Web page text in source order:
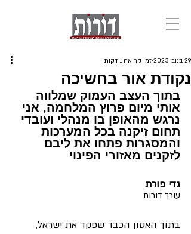
נקודת אור בחשיכה
29 בנוב׳ 2023 זמן קריאה 1 דקות
בתוך העצב העמוק שמלווה
אותי מיום פרוץ המלחמה, אני
נרגש מהאופן בו מנהלי ועובדי
תחום זיקנה בכל המערכות
והמסגרות פתחו את ליבם
לזקנים מאזורי הפינוי
גדי פורת
עורך דורות
בתוך האסון הכבד שפקד את ישראל,